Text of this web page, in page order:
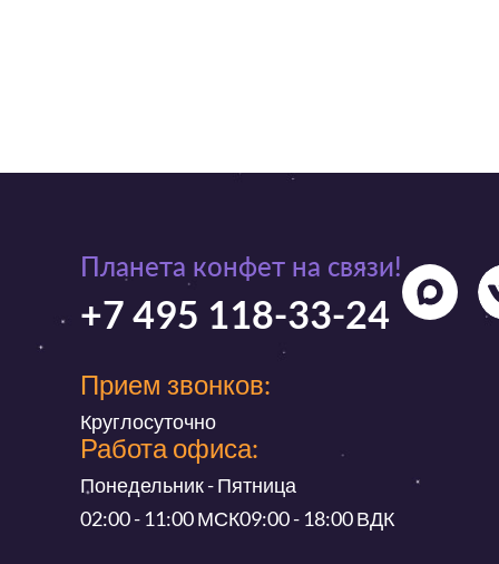
Планета конфет на связи!
+7 495 118-33-24
Прием звонков:
Круглосуточно
Работа офиса:
Понедельник - Пятница
02:00 - 11:00 МСК09:00 - 18:00 ВДК